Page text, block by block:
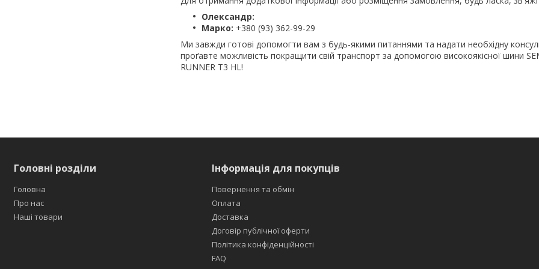
Олександр:
Марко: +380 (93) 362-99-29
Ми завжди готові допомогти вам з будь-якими питаннями та надати необхідну
проґавте можливість покращити свій транспорт за допомогою високоякісної шини
RUNNER T3 HL!
Головні розділи
Головна
Про нас
Наші товари
Інформація для покупців
Повернення та обмін
Оплата
Доставка
Договір публічної оферти
Політика конфіденційності
FAQ